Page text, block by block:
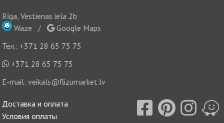
Rīga, Vestienas iela 2b
Waze /
Google Maps
Тел.: +371 28 65 75 75
+371 28 65 75 75
E-mail:veikals@flizumarket.lv
Доставка и оплата
Условия оплаты